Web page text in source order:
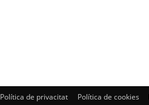
Política de privacitat Política de cookies